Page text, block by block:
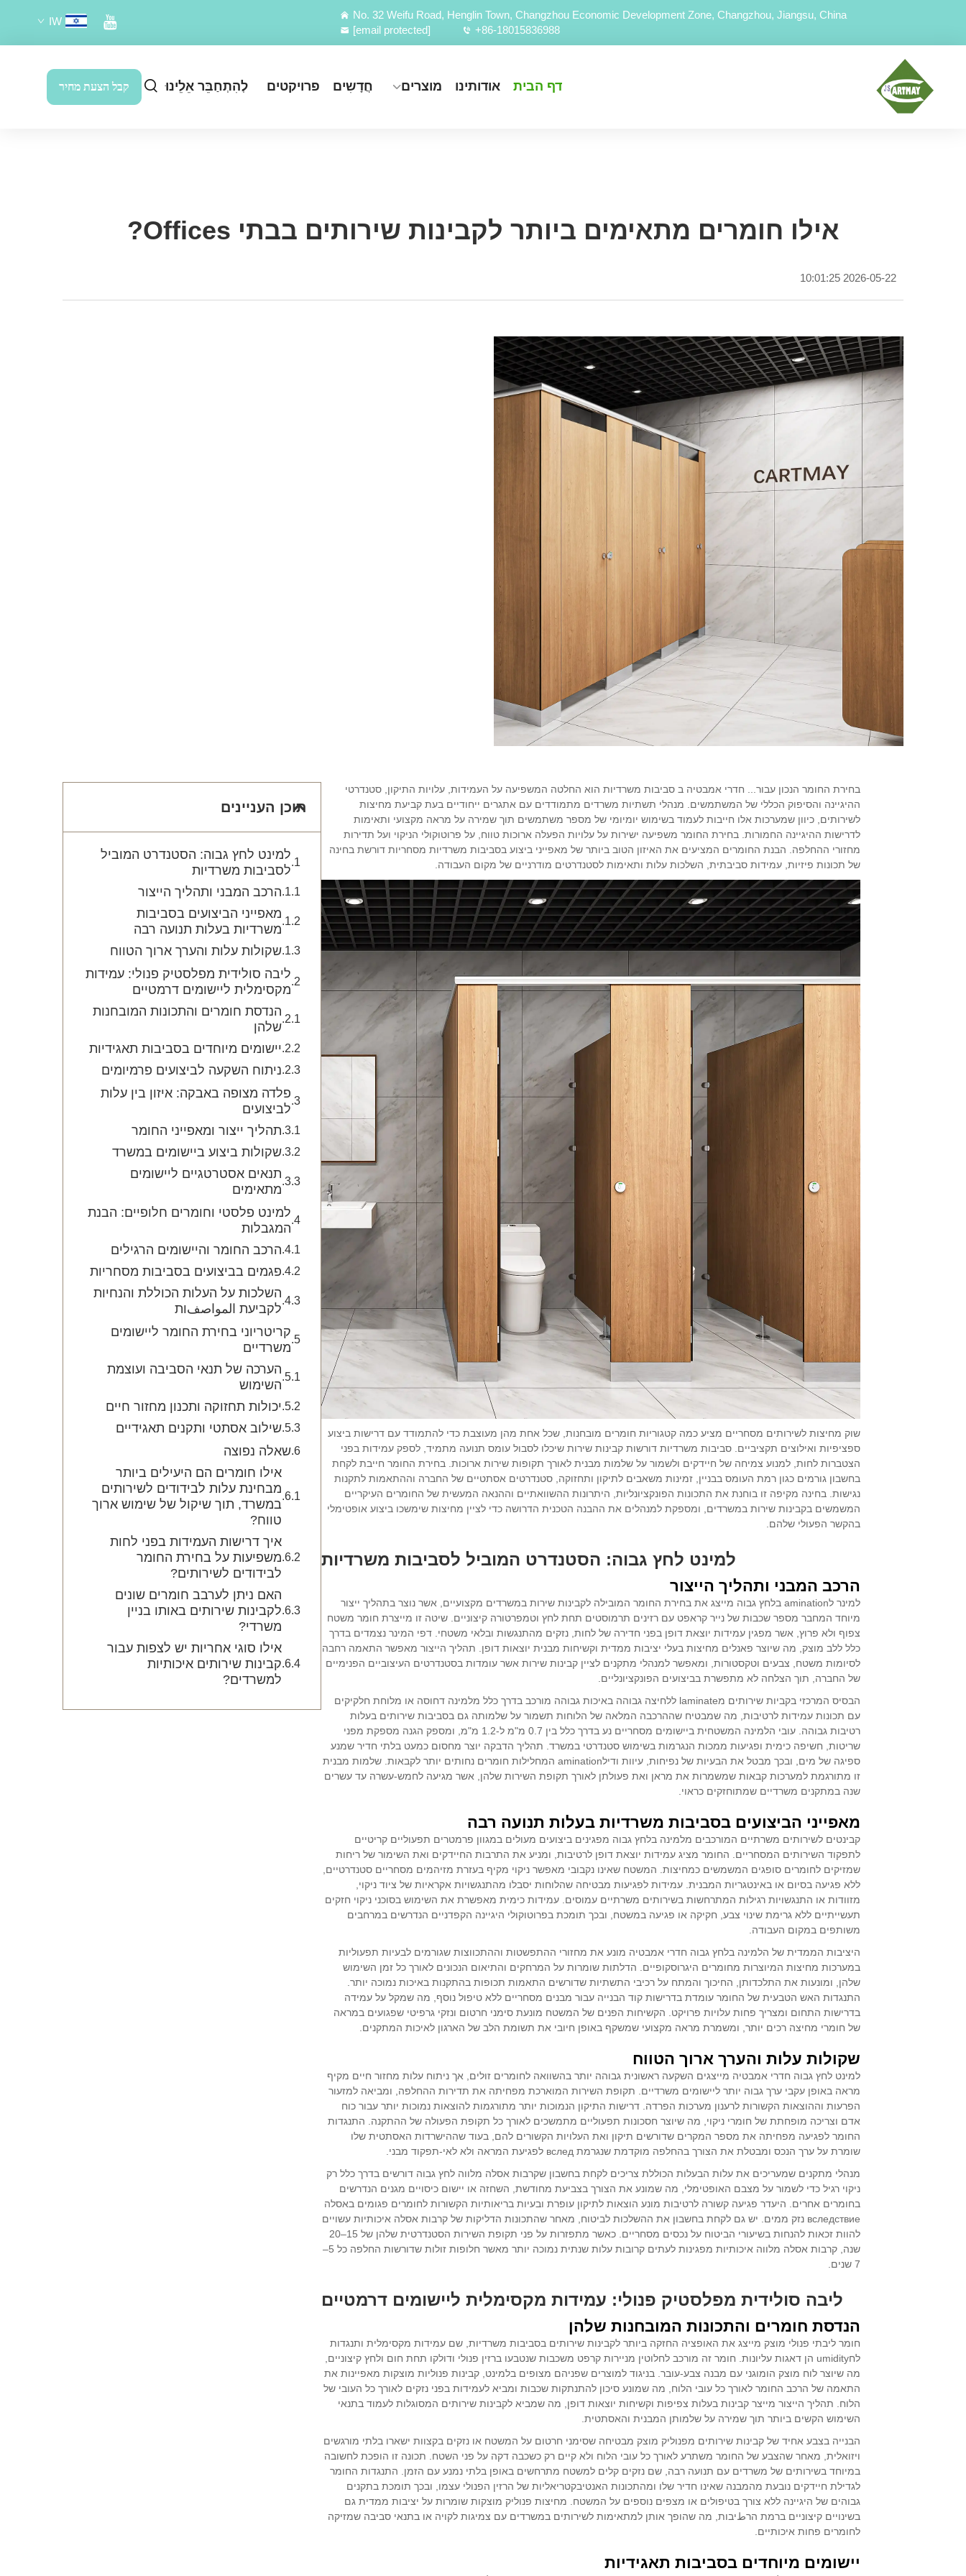
No. 32 Weifu Road, Henglin Town, Changzhou Economic Development Zone, Changzhou, Jiangsu, China
+86-18015836988
[email protected]
IW
דף הבית אודותינו מוצרים חֲדָשִים פרויקטים לְהִתְחַבֵּר אֵלֵינוּ קבל הצעת מחיר
אילו חומרים מתאימים ביותר לקבינות שירותים בבתי Offices?
2026-05-22 10:01:25
בחירת החומר הנכון עבור... חדרי אמבטיה ב סביבות משרדיות הוא החלטה המשפיעה על העמידות, עלויות התיקון, סטנדרטי
ההיגיינה והסיפוק הכללי של המשתמשים. מנהלי תשתיות משרדים מתמודדים עם אתגרים ייחודיים בעת קביעת מחיצות
לשירותים, כיוון שמערכות אלו חייבות לעמוד בשימוש יומיומי של מספר משתמשים תוך שמירה על מראה מקצועי ותאימות
לדרישות ההיגיינה החמורות. בחירת החומר משפיעה ישירות על עלויות הפעלה ארוכות טווח, על פרוטוקולי הניקוי ועל תדירות
מחזורי ההחלפה. הבנת החומרים המציעים את האיזון הטוב ביותר של מאפייני ביצוע בסביבות משרדיות מסחריות דורשת בחינה
של תכונות פיזיות, עמידות סביבתית, השלכות עלות ותאימות לסטנדרטים מודרניים של מקום העבודה.
שוק מחיצות לשירותים מסחריים מציע כמה קטגוריות חומרים מובחנות, שכל אחת מהן מעוצבת כדי להתמודד עם דרישות ביצוע
ספציפיות ואילוצים תקציביים. סביבות משרדיות דורשות קבינות שירות שיכלו לסבול עומס תנועה מתמיד, לספק עמידות בפני
הצטברות לחות, למנוע צמיחה של חיידקים ולשמור על שלמות מבנית לאורך תקופות שירות ארוכות. בחירת החומר חייבת לקחת
בחשבון גורמים כגון רמת העומס בבניין, זמינות משאבים לתיקון ותחזוקה, סטנדרטים אסתטיים של החברה וההתאמות לתקנות
נגישות. בחינה מקיפה זו בוחנת את התכונות הפונקציונליות, היתרונות ההשוואתיים וההנאה המעשית של החומרים העיקריים
המשמשים בקבינות שירות במשרדים, ומספקת למנהלים את ההבנה הטכנית הדרושה כדי לציין מחיצות שימשכו ביצוע אופטימלי
בהקשר הפעולי שלהם.
למינט לחץ גבוה: הסטנדרט המוביל לסביבות משרדיות
הרכב המבני ותהליך הייצור
למינר לamination בלחץ גבוה מייצג את בחירת החומר המובילה לקבינות שירות במשרדים מקצועיים, אשר נוצר בתהליך ייצור
מיוחד המחבר מספר שכבות של נייר קראפט עם רזינים תרמוסטים תחת לחץ וטמפרטורה קיצוניים. שיטה זו מייצרת חומר משטח
צפוף ולא פרוץ, אשר מפגין עמידות יוצאת דופן בפני חדירה של לחות, נזקים מהתנגשות ובלאי משטחי. דפי המינר נצמדים בדרך
כלל ללב מוצק, מה שיוצר פאנלים מחיצות בעלי יציבות ממדית וקשיחות מבנית יוצאות דופן. תהליך הייצור מאפשר התאמה רחבה
לסיומות משטח, צבעים וטקסטורות, ומאפשר למנהלי מתקנים לציין קבינות שירות אשר עומדות בסטנדרטים העיצוביים הפנימיים
של החברה, תוך הצלחה לא מתפשרת בביצועים הפונקציונליים.
הבסיס המרכזי בקביות שירותים מlaminate ללחיצה גבוהה באיכות גבוהה מורכב בדרך כלל מלמינה דחוסה או מלוחת חלקיקים
עם תכונות עמידות לרטיבות, מה שמבטיח שההרכבה המלאה של הלוחות תשמור על שלמותה גם בסביבות שירותים בעלות
רטיבות גבוהה. עובי הלמינה המשטחית ביישומים מסחריים נע בדרך כלל בין 0.7 מ"מ ל-1.2 מ"מ, ומספק הגנה מספקת מפני
שריטות, חשיפה כימית ופגיעות ממכות הנגרמות בשימוש סטנדרטי במשרד. תהליך הדבקה יוצר מחסום כמעט בלתי חדיר שמנע
ספיגה של מים, ובכך מבטל את הבעיות של נפיחות, עיוות ודילamination המחלילות חומרים נחותים יותר לקבאות. שלמות מבנית
זו מתורגמת למערכות קבאות שמשמרות את מראן ואת פעולתן לאורך תקופת השירות שלהן, אשר מגיעה לחמש-עשרה עד עשרים
שנה במתקנים משרדיים שמתוחזקים כראוי.
מאפייני הביצועים בסביבות משרדיות בעלות תנועה רבה
קבינטים לשירותים משרתיים המורכבים מלמינה בלחץ גבוה מפגינים ביצועים מעולים במגוון פרמטרים תפעוליים קריטיים
לתפקוד השירותים המסחריים. החומר מציג עמידות יוצאת דופן לרטיבות, ומניע את התרבות החיידקים ואת השימור של ריחות
שמזיקים לחומרים סופגים המשמשים כמחיצות. המשטח שאינו נקבובי מאפשר ניקוי מקיף בעזרת מזיהמים מסחריים סטנדרטיים,
ללא פגיעה בסיום או באינטגריות המבנית. עמידות לפגיעות מבטיחה שהלוחות יסבלו מהתנגשויות אקראיות של ציוד ניקוי,
מזוודות או התנגשויות רגילות המתרחשות בשירותים משרתיים עמוסים. עמידות כימית מאפשרת את השימוש בסוכני ניקוי חזקים
תעשייתיים ללא גרימת שינוי צבע, חקיקה או פגיעה במשטח, ובכך תומכת בפרוטוקולי היגיינה הקפדניים הנדרשים במרחבים
משותפים במקום העבודה.
היציבות הממדית של הלמינה בלחץ גבוה חדרי אמבטיה מונע את מחזורי ההתפשטות וההתכווצות שגורמים לבעיות תפעוליות
במערכות מחיצות המיוצרות מחומרים היגרוסקופיים. הדלתות שומרות על המרחקים והתיאום הנכונים לאורך כל זמן השימוש
שלהן, ומונעות את התלכדותן, החיכוך והמתח על רכיבי התשתיות שדורשים התאמות תכופות בהתקנות באיכות נמוכה יותר.
התנגדות האש הטבעית של החומר עומדת בדרישות קוד הבנייה עבור מבנים מסחריים ללא טיפול נוסף, מה שמקל על עמידה
בדרישות התחום ומצריך פחות עלויות פרויקט. הקשיחות הפנים של המשטח מונעת סימני חרטום ונזקי גרפיטי שפגועים במראה
של חומרי מחיצה רכים יותר, ומשמרת מראה מקצועי שמשקף באופן חיובי את תשומת הלב של הארגון לאיכות המתקנים.
שקולות עלות והערך ארוך הטווח
למינט לחץ גבוה חדרי אמבטיה מייצגים השקעה ראשונית גבוהה יותר בהשוואה לחומרים זולים, אך ניתוח עלות מחזור חיים מקיף
מראה באופן עקבי ערך גבוה יותר ליישומים משרדיים. תקופת השירות המוארכת מפחיתה את תדירות ההחלפה, ומביאה למזעור
הפרעות וההוצאות הקשורות לרענון מערכות הפרדה. דרישות התיקון הנמוכות יותר מתורגמות להוצאות נמוכות יותר עבור כוח
אדם וצריכה מופחתת של חומרי ניקוי, מה שיוצר חסכונות תפעוליים מתמשכים לאורך כל תקופת הפעולה של ההתקנה. התנגדות
החומר לפגיעה מפחיתה את מספר המקרים שדורשים תיקון ואת העלויות הקשורים להם, בעוד שההישרדות האסתטית שלו
שומרת על ערך הנכס ומבטלת את הצורך בהחלפה מוקדמת שנגרמת вслед לפגיעת המראה ולא לאי-תפקוד מבני.
מנהלי מתקנים שמעריכים את עלות הבעלות הכוללת צריכים לקחת בחשבון שקרבות אסלה מלווה לחץ גבוה דורשים בדרך כלל רק
ניקוי רגיל כדי לשמור על מצבם האופטימלי, מה שמונע את הצורך בצביעת מחודשת, השחזה או יישום כיסויים מגנים הנדרשים
בחומרים אחרים. היעדר פגיעה קשורה לרטיבות מונע הוצאות לתיקון עופרת ובעיות בריאותיות הקשורות לחומרים פגומים באסלה
вследствие נזק ממים. יש גם לקחת בחשבון את ההשלכות לביטוח, מאחר שהתכונות הדליקות של קרבות אסלה איכותיות עשויים
להוות זכאות להנחות בשיעורי הביטוח על נכסים מסחריים. כאשר מתפזרות על פני תקופת השירות הסטנדרטית שלהן של 15–20
שנה, קרבות אסלה מלווה איכותיות מפגינות לעתים קרובות עלות שנתית נמוכה יותר מאשר חלופות זולות שדורשות החלפה כל 5–
7 שנים.
ליבה סולידית מפלסטיק פנולי: עמידות מקסימלית ליישומים דרמטיים
הנדסת חומרים והתכונות המובחנות שלהן
חומר ליבתי פנולי מוצק מייצג את האופציה החזקה ביותר לקבינות שירותים בסביבות משרדיות, שם עמידות מקסימלית ותנגדות
לחumidity הן דאגות עליונות. חומר זה מורכב לחלוטין מניירות קרפט משכבות שנטבעו ברזין פנולי ודולקו תחת חום ולחץ קיצוניים,
מה שיוצר לוח מוצק הומוגני עם מבנה צבע-עובר. בניגוד למוצרים שפניהם מצופים בלמינט, קבינות פנוליות מוצקות מאפיינות את
התאמה של הרכב החומר לאורך כל עובי הלוח, מה שמונע סיכון להתנתקות שכבות ומביא לעמידות בפני נזקים לאורך כל העובי של
הלוח. תהליך הייצור מייצר קבינות בעלות צפיפות וקשיחות יוצאות דופן, מה שמביא לקבינות שירותים המסוגלות לעמוד בתנאי
השימוש הקשים ביותר תוך שמירה על שלמותן המבנית והאסתטית.
הבנייה בצבע אחיד של קבינות שירותים מפנוליק מוצק מבטיחה שסימני חרטום על המשטח או נזקים בקצוות ישארו בלתי מורגשים
ויזואלית, מאחר שהצבע של החומר משתרע לאורך כל עובי הלוח ולא קיים רק כשכבה דקה על פני השטח. תכונה זו הופכת לחשובה
במיוחד בשירותים של משרדים עם תנועה רבה, שם נזקים קלים למשטח מתרחשים באופן בלתי נמנע עם הזמן. התנגדות החומר
לגדילת חיידקים נובעת מהמבנה שאינו חדיר שלו ומהתכונות האנטיבקטריאליות של הרזין הפנולי עצמו, ובכך תומכת בתקנים
גבוהים של היגיינה ללא צורך בטיפולים או מצפים נוספים על המשטח. מחיצות פנוליק מוצקות שומרות על יציבות ממדית גם
בשינויים קיצוניים ברמת הרطיבות, מה שהופך אותן למתאימות לשירותים במשרדים עם צמיגות לקויה או בתנאי סביבה שמזיקה
לחומרים פחות איכותיים.
יישומים מיוחדים בסביבות תאגידיות
תוכן העניינים
למינט לחץ גבוה: הסטנדרט המוביל
לסביבות משרדיות
הרכב המבני ותהליך הייצור
מאפייני הביצועים בסביבות
משרדיות בעלות תנועה רבה
שקולות עלות והערך ארוך הטווח
ליבה סולידית מפלסטיק פנולי: עמידות
מקסימלית ליישומים דרמטיים
הנדסת חומרים והתכונות המובחנות
שלהן
יישומים מיוחדים בסביבות תאגידיות
ניתוח השקעה לביצועים פרמיומים
פלדה מצופה באבקה: איזון בין עלות
לביצועים
תהליך ייצור ומאפייני החומר
שקולות ביצוע ביישומים במשרד
תנאים אסטרטגיים ליישומים
מתאימים
למינט פלסטי וחומרים חלופיים: הבנת
המגבלות
הרכב החומר והיישומים הרגילים
פגמים בביצועים בסביבות מסחריות
השלכות על העלות הכוללת והנחיות
לקביעת المواصفות
קריטריוני בחירת החומר ליישומים
משרדיים
הערכה של תנאי הסביבה ועוצמת
השימוש
יכולות תחזוקה ותכנון מחזור חיים
שילוב אסתטי ותקנים תאגידיים
שאלה נפוצה
אילו חומרים הם היעילים ביותר
מבחינת עלות לבידודים לשירותים
במשרד, תוך שיקול של שימוש ארוך
טווח?
איך דרישות העמידות בפני לחות
משפיעות על בחירת החומר
לבידודים לשירותים?
האם ניתן לערבב חומרים שונים
לקבינות שירותים באותו בניין
משרדי?
אילו סוגי אחריות יש לצפות עבור
קבינות שירותים איכותיות
למשרדים?